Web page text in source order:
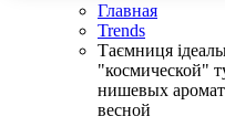
Главная
Trends
Таємниця
"космической"
нишевых
весной